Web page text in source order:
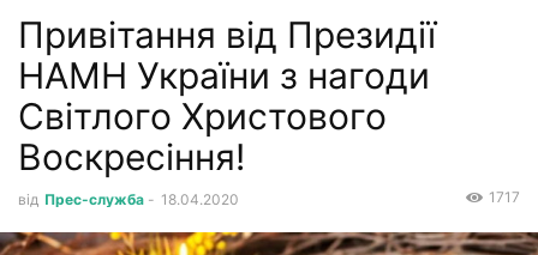
Привітання від Президії
НАМН України з нагоди
Cвітлого Христового
Воскресіння!
від Прес-служба - 18.04.2020 1717